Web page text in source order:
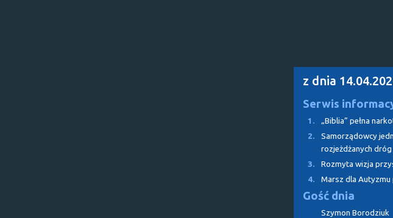
z dnia
Serwis
1.
„Biblia” pełna
2.
Samorządowcy
rozjeżdżanych dróg
3.
Rozmyta wizja
4.
Marsz dla Autyzmu
Gość dnia
Szymon Borodziuk